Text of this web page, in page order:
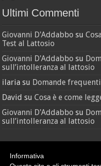
Ultimi Commenti
Giovanni D'Addabbo su
Test al Lattosio
Giovanni D'Addabbo su
sull’intolleranza al lattosio
ilaria su Domande
David suCosa è e come
Giovanni D'Addabbo su
sull’intolleranza al lattosio
Informativa